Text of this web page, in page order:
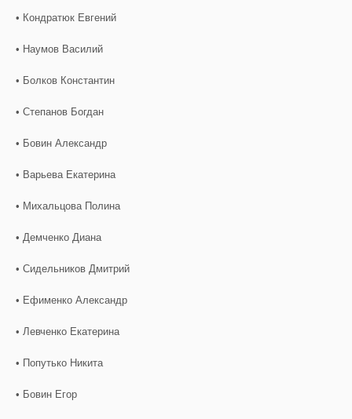
• Кондратюк Евгений
• Наумов Василий
• Болков Константин
• Степанов Богдан
• Бовин Александр
• Варьева Екатерина
• Михальцова Полина
• Демченко Диана
• Сидельников Дмитрий
• Ефименко Александр
• Левченко Екатерина
• Попутько Никита
• Бовин Егор